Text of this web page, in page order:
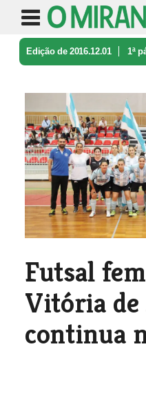
Edição de 2016.12.01 1ª
Futsal
Vitória de
continua